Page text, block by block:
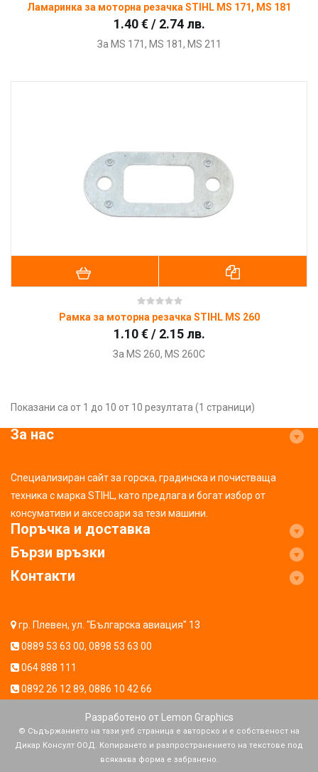
Ламаринка за моторна резачка STIHL MS 171, MS 181
1.40 € / 2.74 лв.
За MS 171, MS 181, MS 211
Рамка за моторна резачка STIHL MS 260
1.10 € / 2.15 лв.
За MS 260, MS 260C
Показани са от 1 до 10 от 10 резултата (1 страници)
За нас
Специализиран сайт за горска, градинска и почистваща
техника с марка STIHL, като предлага и богат избор от
консумативи и аксесоари за тези машини.
Поръчка и доставка
Бързи връзки
Контакти
гр. Плевен, ул. "Българска авиация" 13
0889 53 63 00, 0898 53 63 00
064 888 111
0892 26 12 89, 0886 10 42 66
Разработено от Lemon Graphics
© Съдържанието на тази уеб страница е авторско и е собственост на
Дикар Консулт ООД. Копирането и разпространението на текстове под
всякаква форма е забранено.